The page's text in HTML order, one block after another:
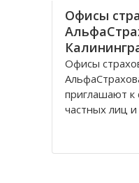
Офисы
Офисы
приглашают к
частных лиц
крупнейшим